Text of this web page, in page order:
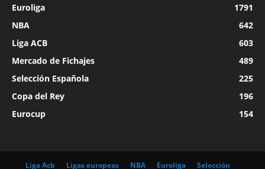
Euroliga
1791
NBA
642
Liga ACB
603
Mercado de Fichajes
489
Selección Española
225
Copa del Rey
196
Eurocup
154
Liga Acb Ligas europeas NBA Euroliga Selección